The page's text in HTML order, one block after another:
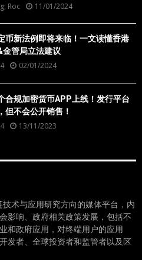
Roc 11/01/2024
币新法例即将来临！一文读懂香港
金管局立法建议
02/01/2024
合规加密货币APP上线！发行平台
但不会公开销售！
13/11/2023
术与应用研究方向的媒体平台，内
影响、政府相关政策发展，包括不
和政府应用，对终端用户的应用
发者、全球投资者和监管者以及区